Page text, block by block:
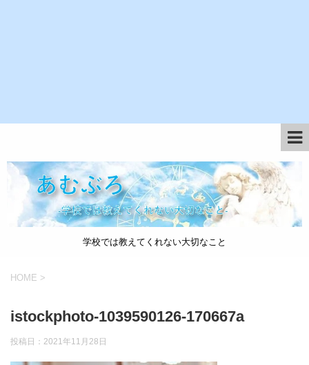
学校では教えてくれない大切なこと
HOME >
istockphoto-1039590126-170667a
投稿日： 2021年11月28日